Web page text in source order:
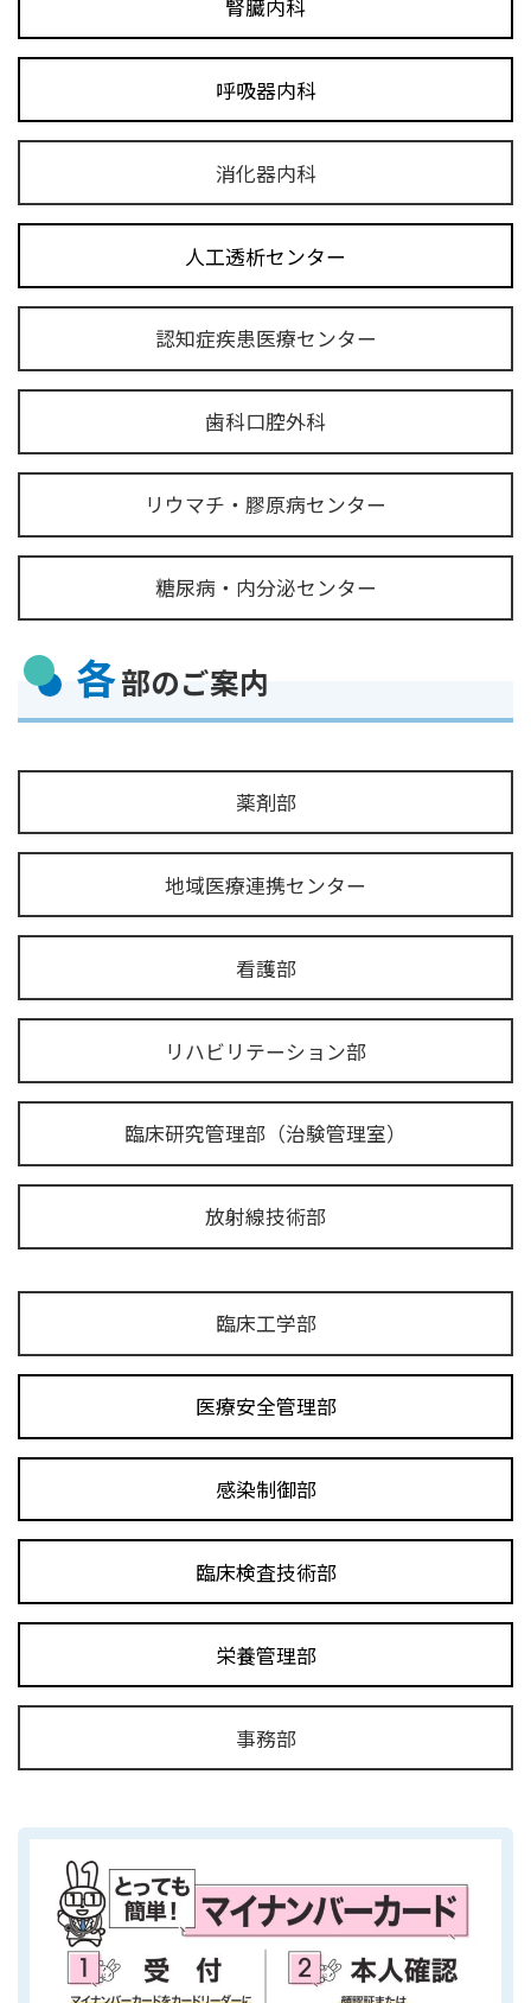
腎臓内科
呼吸器内科
消化器内科
人工透析センター
認知症疾患医療センター
歯科口腔外科
リウマチ・膠原病センター
糖尿病・内分泌センター
各部のご案内
薬剤部
地域医療連携センター
看護部
リハビリテーション部
臨床研究管理部（治験管理室）
放射線技術部
臨床工学部
医療安全管理部
感染制御部
臨床検査技術部
栄養管理部
事務部